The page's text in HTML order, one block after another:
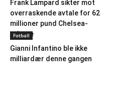
Frank Lampard sikter mot
overraskende avtale for 62
millioner pund Chelsea-
stjerne
Fotball
Gianni Infantino ble ikke
milliardær denne gangen